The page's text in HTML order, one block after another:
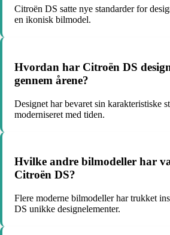
Citroën DS satte nye standarder for
en ikonisk bilmodel.
Hvordan har Citroën DS
gennem årene?
Designet har bevaret sin karakteristiske
moderniseret med tiden.
Hvilke andre bilmodeller har
Citroën DS?
Flere moderne bilmodeller har trukket
DS unikke designelementer.